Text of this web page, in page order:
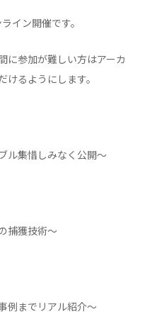
イン開催です。
に参加が難しい方はアーカ
るようにします。
ル集惜しみなく公開～
捕獲技術〜
例までリアル紹介〜